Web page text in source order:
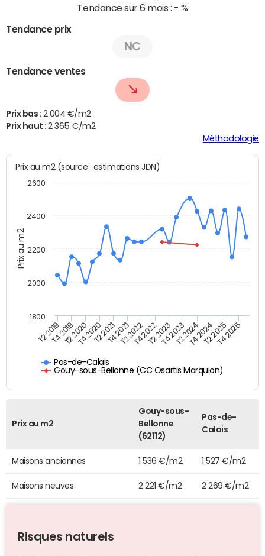
Tendance sur 6 mois : - %
Tendance prix
NC
Tendance ventes
Prix bas : 2 004 €/m2
Prix haut :2 365 €/m2
Méthodologie
Prix au m2
Prix au m2 (source : estimations JDN)
Pas-de-Calais
Gouy-sous-Bellonne (CC Osartis Marquion)
T2 2019T4 2019T2 2020T4 2020T2 2021T4 2021T2 2022T4 2022T2 2023T4 2023T2 2024T4 2024T2 2025T4 2025
1800
2000
2200
2400
2600
Prix au m2
Gouy-sous-
Bellonne
(62112)
Pas-de-
Calais
Maisons anciennes 1 536 €/m2 1 527 €/m2
Maisons neuves 2 221 €/m2 2 269 €/m2
Risques naturels